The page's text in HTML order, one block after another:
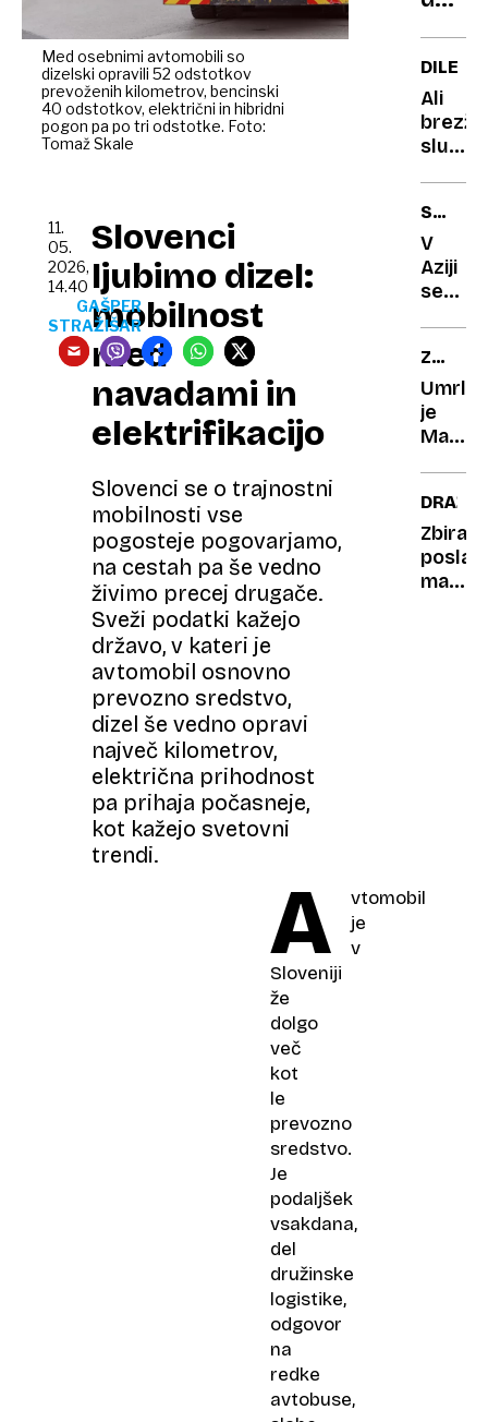
Med osebnimi avtomobili so
dizelski opravili 52 odstotkov
prevoženih kilometrov, bencinski
40 odstotkov, električni in hibridni
pogon pa po tri odstotke. Foto:
Tomaž Skale
Slovenci
ljubimo dizel:
mobilnost
med
navadami in
elektrifikacijo
Slovenci se o trajnostni
mobilnosti vse
pogosteje pogovarjamo,
na cestah pa še vedno
živimo precej drugače.
Sveži podatki kažejo
državo, v kateri je
avtomobil osnovno
prevozno sredstvo,
dizel še vedno opravi
največ kilometrov,
električna prihodnost
pa prihaja počasneje,
kot kažejo svetovni
trendi.
11.
05.
2026,
14.40
GAŠPER
STRAŽIŠAR
A
vtomobil
je
v
Sloveniji
že
dolgo
več
kot
le
prevozno
sredstvo.
Je
podaljšek
vsakdana,
del
družinske
logistike,
odgovor
na
redke
avtobuse,
vaš
tja
ne
ni
tisti,
na
DILEMA
Ali
V
Aziji
se
za
mačko
kot
zakaj
to ni
nujno
slabo
ZADNJE
SLOVO
Umrla
je
ena
prvih